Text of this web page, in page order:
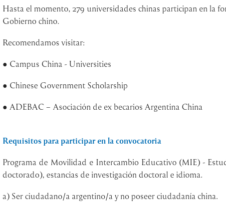
Hasta el momento, 279 universidades chinas participan en la
Gobierno chino.
Recomendamos visitar:
● Campus China - Universities
● Chinese Government Scholarship
● ADEBAC – Asociación de ex becarios Argentina China
Requisitos para participar en la convocatoria
Programa de Movilidad e Intercambio Educativo (MIE) -
doctorado), estancias de investigación doctoral e idioma.
a) Ser ciudadano/a argentino/a y no poseer ciudadanía china.